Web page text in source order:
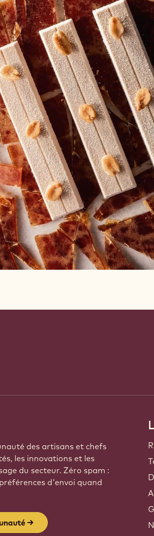
des artisans et chefs
les innovations et les
du secteur. Zéro spam :
d'envoi quand